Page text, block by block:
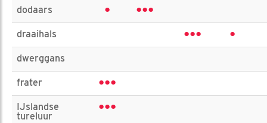
dodaars • •••
draaihals ••• •
dwerggans
frater •••
IJslandse
tureluur
•••